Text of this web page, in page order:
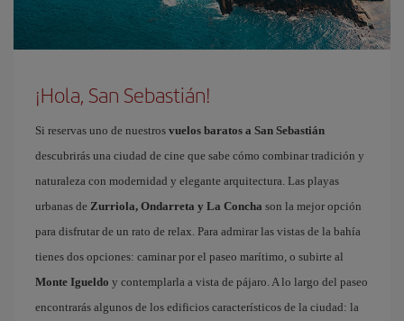
¡Hola, San Sebastián!
Si reservas uno de nuestros vuelos baratos a San Sebastián
descubrirás una ciudad de cine que sabe cómo combinar tradición y
naturaleza con modernidad y elegante arquitectura. Las playas
urbanas de Zurriola, Ondarreta y La Concha son la mejor opción
para disfrutar de un rato de relax. Para admirar las vistas de la bahía
tienes dos opciones: caminar por el paseo marítimo, o subirte al
Monte Igueldo y contemplarla a vista de pájaro. A lo largo del paseo
encontrarás algunos de los edificios característicos de la ciudad: la